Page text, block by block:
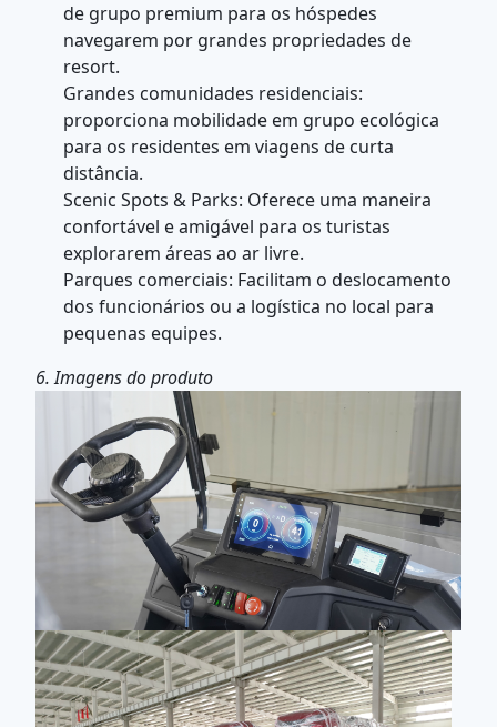
de grupo premium para os hóspedes
navegarem por grandes propriedades de
resort.
Grandes comunidades residenciais:
proporciona mobilidade em grupo ecológica
para os residentes em viagens de curta
distância.
Scenic Spots & Parks: Oferece uma maneira
confortável e amigável para os turistas
explorarem áreas ao ar livre.
Parques comerciais: Facilitam o deslocamento
dos funcionários ou a logística no local para
pequenas equipes.
6. Imagens do produto